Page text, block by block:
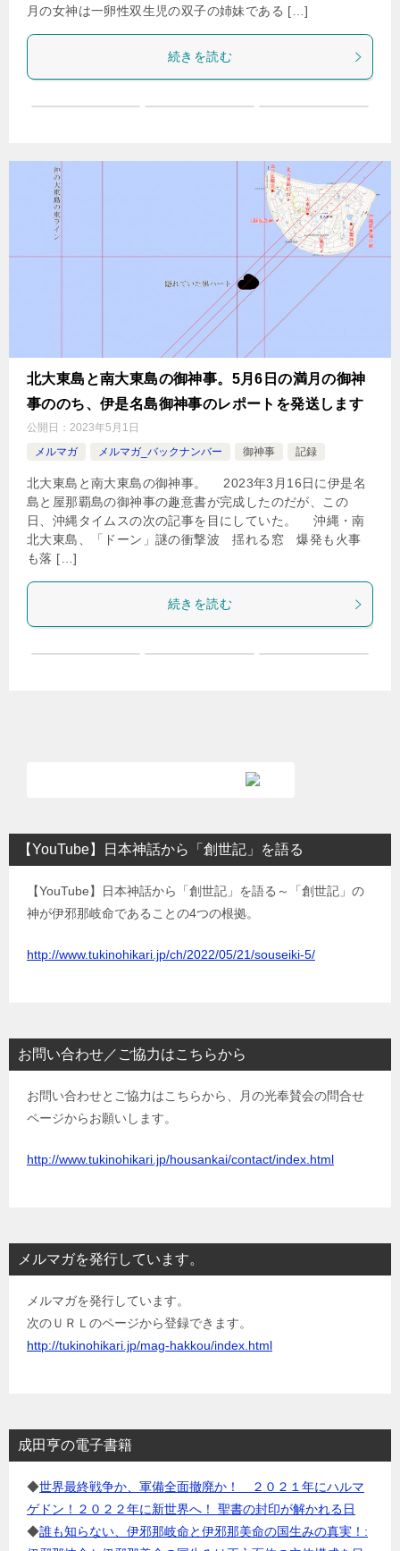
月の女神は一卵性双生児の双子の姉妹である […]
続きを読む
北大東島と南大東島の御神事。5月6日の満月の御神
事ののち、伊是名島御神事のレポートを発送します
公開日： 2023年5月1日
メルマガ
メルマガ_バックナンバー 御神事 記録
北大東島と南大東島の御神事。 2023年3月16日に伊是名
島と屋那覇島の御神事の趣意書が完成したのだが、この
日、沖縄タイムスの次の記事を目にしていた。 沖縄・南
北大東島、「ドーン」謎の衝撃波 揺れる窓 爆発も火事
も落 […]
続きを読む
【YouTube】日本神話から「創世記」を語る
【YouTube】日本神話から「創世記」を語る～「創世記」の
神が伊邪那岐命であることの4つの根拠。
http://www.tukinohikari.jp/ch/2022/05/21/souseiki-5/
お問い合わせ／ご協力はこちらから
お問い合わせとご協力はこちらから、月の光奉賛会の問合せ
ページからお願いします。
http://www.tukinohikari.jp/housankai/contact/index.html
メルマガを発行しています。
メルマガを発行しています。
次のＵＲＬのページから登録できます。
http://tukinohikari.jp/mag-hakkou/index.html
成田亨の電子書籍
◆世界最終戦争か、軍備全面撤廃か！ ２０２１年にハルマ
ゲドン！２０２２年に新世界へ！ 聖書の封印が解かれる日
◆誰も知らない、伊邪那岐命と伊邪那美命の国生みの真実！: